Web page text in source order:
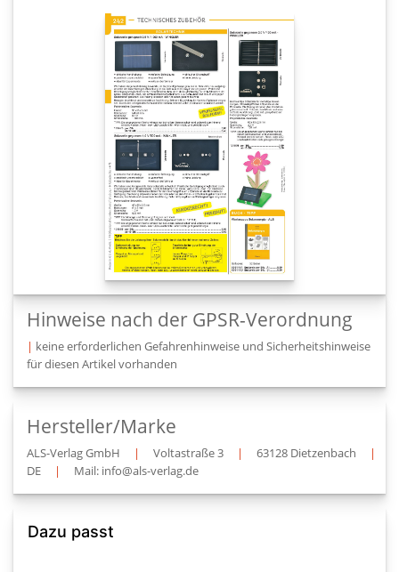
Hinweise nach der GPSR-Verordnung
| keine erforderlichen Gefahrenhinweise und Sicherheitshinweise
für diesen Artikel vorhanden
Hersteller/Marke
ALS-Verlag GmbH | Voltastraße 3 | 63128 Dietzenbach
|
DE
| Mail: info@als-verlag.de
Dazu passt